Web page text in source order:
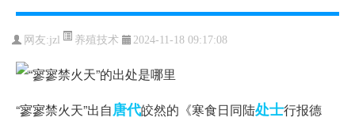
网友:jzl 养殖技术 2024-11-18 09:17:08
“寥寥禁火天”出自唐代皎然的《寒食日同陆处士行报德